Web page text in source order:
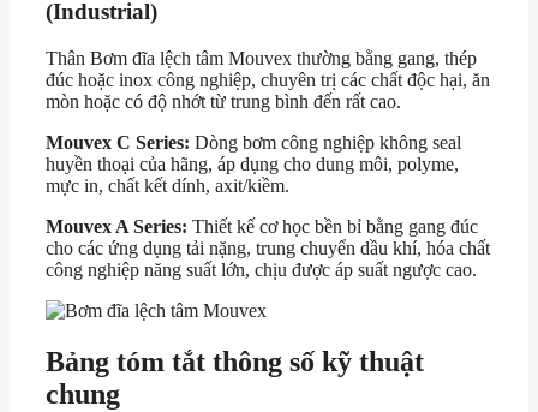
(Industrial)
Thân Bơm đĩa lệch tâm Mouvex thường bằng gang, thép
đúc hoặc inox công nghiệp, chuyên trị các chất độc hại, ăn
mòn hoặc có độ nhớt từ trung bình đến rất cao.
Mouvex C Series: Dòng bơm công nghiệp không seal
huyền thoại của hãng, áp dụng cho dung môi, polyme,
mực in, chất kết dính, axit/kiềm.
Mouvex A Series: Thiết kế cơ học bền bỉ bằng gang đúc
cho các ứng dụng tải nặng, trung chuyển dầu khí, hóa chất
công nghiệp năng suất lớn, chịu được áp suất ngược cao.
Bảng tóm tắt thông số kỹ thuật
chung